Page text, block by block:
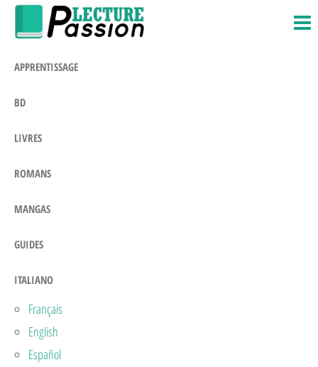
Salta
contenuto
APPRENTISSAGE
BD
LIVRES
ROMANS
MANGAS
GUIDES
ITALIANO
Français
English
Español